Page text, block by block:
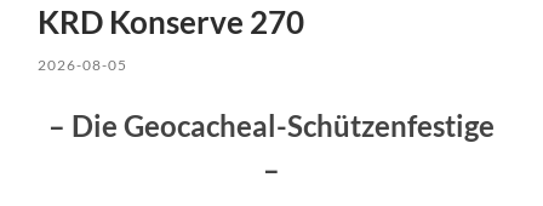
KRD Konserve 270
2026-08-05
– Die Geocacheal-Schützenfestige
–